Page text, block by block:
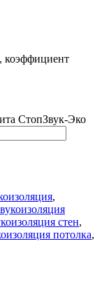
коэффициент
СтопЗвук-Эко
,
стен,
потолка,